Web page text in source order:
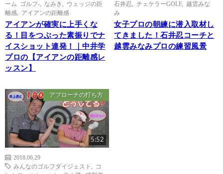
ーム ゴルフ-
なみき
ウェッジの距
離感
アイアンの距離感
アイアンが確実に上手くな
る！目をつぶった素振りでナ
イスショット連発！｜中井学
プロの【アイアンの距離感レ
ッスン】
石井忍
チェケラーGOLF, 越雲みな
み
女子プロの朝練に潜入取材し
てきました！石井忍コーチと
越雲みなみプロの練習風景
アプローチの打ち方
5:52
2018.06.29
みんなのゴルフダイジェスト
コ